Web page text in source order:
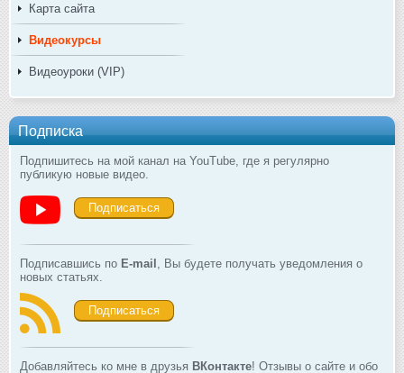
Карта сайта
Видеокурсы
Видеоуроки (VIP)
Подписка
Подпишитесь на мой канал на YouTube, где я регулярно
публикую новые видео.
Подписаться
Подписавшись по E-mail , Вы будете получать уведомления о
новых статьях.
Подписаться
Добавляйтесь ко мне в друзья ВКонтакте! Отзывы о сайте и обо